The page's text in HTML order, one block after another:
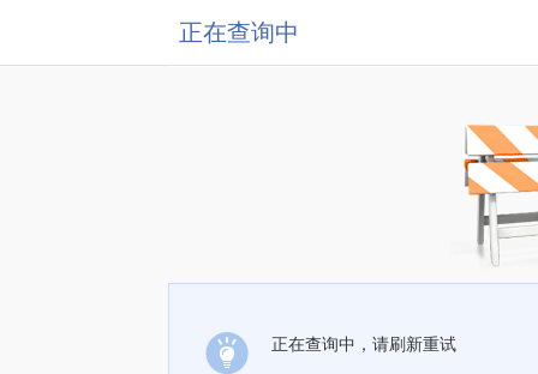
正在查询中
正在查询中，请刷新重试